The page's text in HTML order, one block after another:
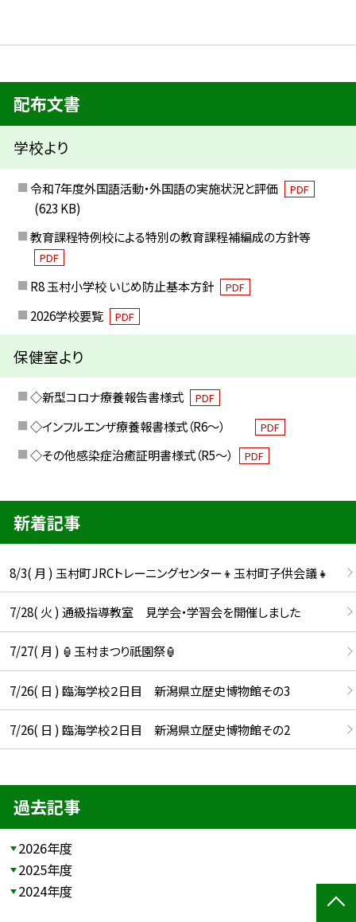
配布文書
学校より
令和7年度外国語活動・外国語の実施状況と評価 PDF
(623 KB)
教育課程特例校による特別の教育課程補編成の方針等
PDF
R8 玉村小学校 いじめ防止基本方針 PDF
2026学校要覧 PDF
保健室より
◇新型コロナ療養報告書様式 PDF
◇インフルエンザ療養報書様式（R6～） PDF
◇その他感染症治癒証明書様式（R5～） PDF
新着記事
8/3( 月 ) 玉村町JRCトレーニングセンター👦玉村町子供会議👧
7/28( 火 ) 通級指導教室 見学会・学習会を開催しました
7/27( 月 ) 🏮玉村まつり祇園祭🏮
7/26( 日 ) 臨海学校２日目 新潟県立歴史博物館その3
7/26( 日 ) 臨海学校２日目 新潟県立歴史博物館その2
過去記事
2026年度
2025年度
2024年度